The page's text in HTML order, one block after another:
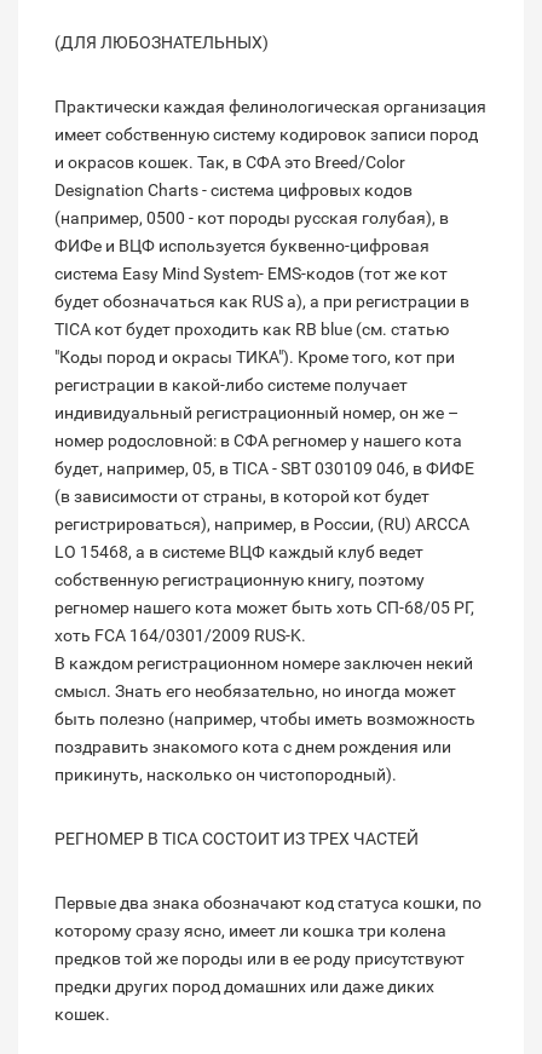
(ДЛЯ ЛЮБОЗНАТЕЛЬНЫХ)
Практически каждая фелинологическая организация
имеет собственную систему кодировок записи пород
и окрасов кошек. Так, в СФА это Breed/Color
Designation Charts - система цифровых кодов
(например, 0500 - кот породы русская голубая), в
ФИФе и ВЦФ используется буквенно-цифровая
система Easy Mind System- EMS-кодов (тот же кот
будет обозначаться как RUS a), а при регистрации в
TICA кот будет проходить как RB blue (см. статью
"Коды пород и окрасы ТИКА"). Кроме того, кот при
регистрации в какой-либо системе получает
индивидуальный регистрационный номер, он же –
номер родословной: в СФА регномер у нашего кота
будет, например, 05, в TICA - SBT 030109 046, в ФИФЕ
(в зависимости от страны, в которой кот будет
регистрироваться), например, в России, (RU) ARCCA
LO 15468, а в системе ВЦФ каждый клуб ведет
собственную регистрационную книгу, поэтому
регномер нашего кота может быть хоть СП-68/05 РГ,
хоть FCA 164/0301/2009 RUS-K.
В каждом регистрационном номере заключен некий
смысл. Знать его необязательно, но иногда может
быть полезно (например, чтобы иметь возможность
поздравить знакомого кота с днем рождения или
прикинуть, насколько он чистопородный).
РЕГНОМЕР В TICA СОСТОИТ ИЗ ТРЕХ ЧАСТЕЙ
Первые два знака обозначают код статуса кошки, по
которому сразу ясно, имеет ли кошка три колена
предков той же породы или в ее роду присутствуют
предки других пород домашних или даже диких
кошек.